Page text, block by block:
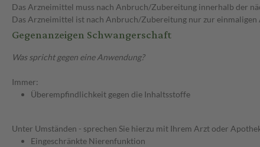
Das Arzneimittel muss nach Anbruch/Zubereitung innerhalb der
Das Arzneimittel ist nach Anbruch/Zubereitung nur zur einmaligen
Gegenanzeigen Schwangerschaft
Was spricht gegen eine Anwendung?
Immer:
Überempfindlichkeit gegen die Inhaltsstoffe
Unter Umständen - sprechen Sie hierzu mit Ihrem Arzt oder
Eingeschränkte Nierenfunktion